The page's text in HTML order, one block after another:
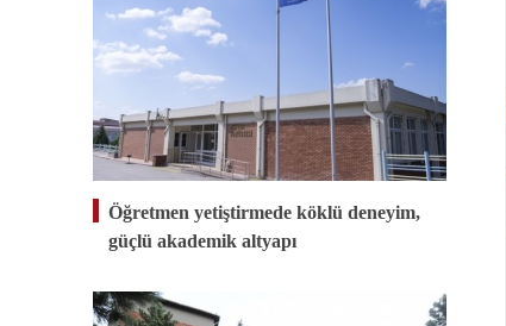
Öğretmen yetiştirmede köklü deneyim,
güçlü akademik altyapı